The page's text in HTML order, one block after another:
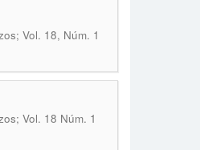
Vol. 18, Núm. 1
Vol. 18 Núm. 1